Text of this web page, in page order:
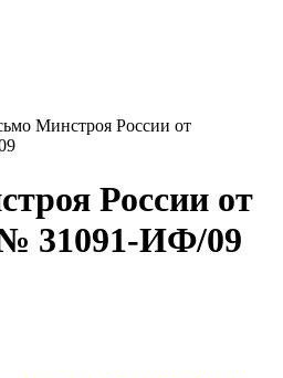
Минстроя России от
России от
№ 31091-ИФ/09